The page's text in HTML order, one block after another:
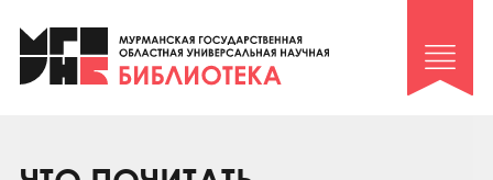
Клуб «Гиря и сельдерей»
Клуб «Семейный архив»
Коллегам